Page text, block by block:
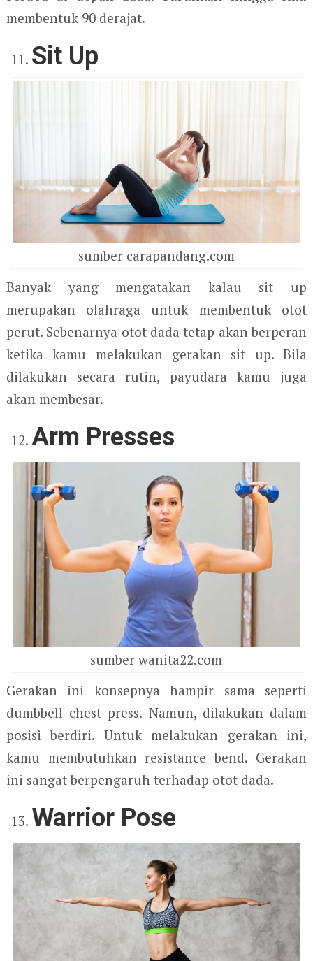
membentuk 90 derajat.
Sit Up
sumber carapandang.com
Banyak yang mengatakan kalau sit up
merupakan olahraga untuk membentuk otot
perut. Sebenarnya otot dada tetap akan berperan
ketika kamu melakukan gerakan sit up. Bila
dilakukan secara rutin, payudara kamu juga
akan membesar.
Arm Presses
sumber wanita22.com
Gerakan ini konsepnya hampir sama seperti
dumbbell chest press. Namun, dilakukan dalam
posisi berdiri. Untuk melakukan gerakan ini,
kamu membutuhkan resistance bend. Gerakan
ini sangat berpengaruh terhadap otot dada.
Warrior Pose